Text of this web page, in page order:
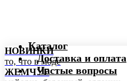
Каталог
Доставка и оплата
Частые вопросы
НОВИНКИ
то, что в моде
ЖЕМЧУГ